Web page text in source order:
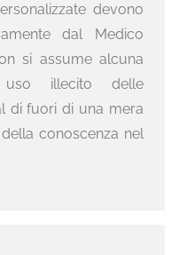
devono
dal Medico
si assume alcuna
illecito delle
di fuori di una mera
conoscenza nel